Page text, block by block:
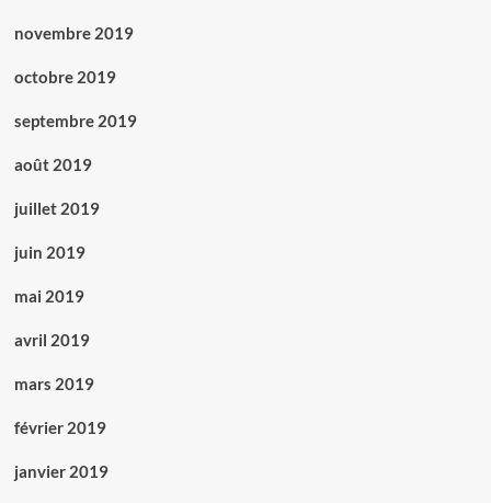
novembre 2019
octobre 2019
septembre 2019
août 2019
juillet 2019
juin 2019
mai 2019
avril 2019
mars 2019
février 2019
janvier 2019